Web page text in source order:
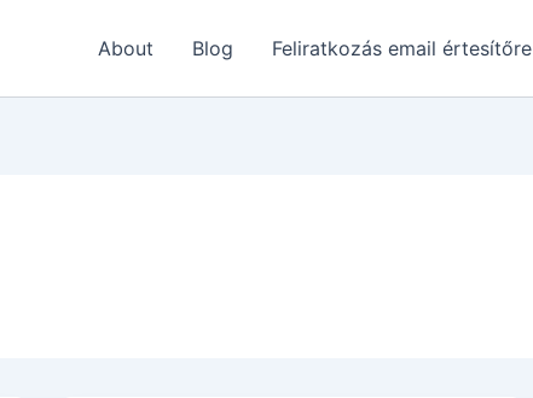
About Blog Feliratkozás email értesítőre